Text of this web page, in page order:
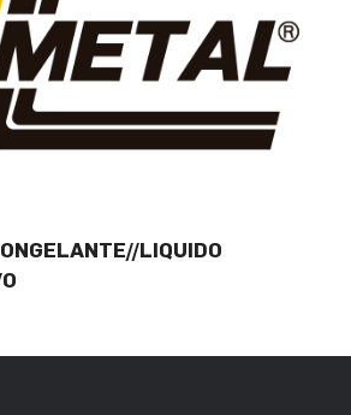
LIQUIDO